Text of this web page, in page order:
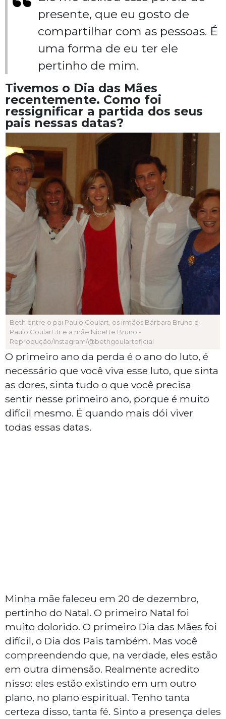
presente, que eu gosto de
compartilhar com as pessoas. É
uma forma de eu ter ele
pertinho de mim.
Tivemos o Dia das Mães
recentemente. Como foi
ressignificar a partida dos seus
pais nessas datas?
Beth entre o pai Paulo Goulart, os irmãos Bárbara Bruno e
Paulo Goulart Jr e a mãe Nicette Bruno -
Reprodução/Instagram/@bethgoulartoficial
O primeiro ano da perda é o ano do luto, é
necessário que você viva esse luto, que sinta
as dores, sinta tudo o que você precisa
sentir nesse primeiro ano, porque é muito
difícil mesmo. É quando mais dói viver
todas essas datas.
Minha mãe faleceu em 20 de dezembro,
pertinho do Natal. O primeiro Natal foi
muito dolorido. O primeiro Dia das Mães foi
difícil, o Dia dos Pais também. Mas você
compreendendo que, na verdade, eles estão
em outra dimensão. Realmente acredito
nisso: eles estão existindo em um outro
plano, no plano espiritual. Tenho tanta
certeza disso, tanta fé. Sinto a presença deles